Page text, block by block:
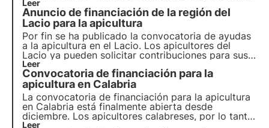
fijado pretenden aumentar la eficacia y la
comercialización de los productos apícolas.
Convocatoria de ayudas a la apicultura en la
región de Cerdeña
Leer
Anuncio de financiación de la región del
Lacio para la apicultura
Por fin se ha publicado la convocatoria de ayudas
a la apicultura en el Lacio. Los apicultores del
Lacio ya pueden solicitar contribuciones para sus
actividades apícolas.
Leer
Convocatoria de financiación para la
apicultura en Calabria
La convocatoria de financiación para la apicultura
en Calabria está finalmente abierta desde
diciembre. Los apicultores calabreses, por lo tanto,
ahora también pueden presentar solicitudes para
Leer